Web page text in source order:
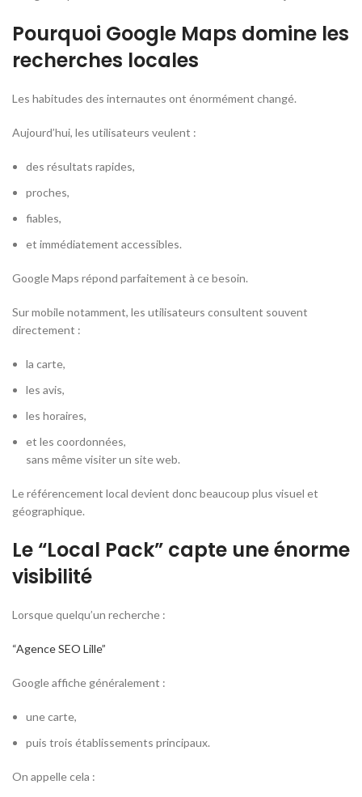
Pourquoi Google Maps domine les
recherches locales
Les habitudes des internautes ont énormément changé.
Aujourd’hui, les utilisateurs veulent :
des résultats rapides,
proches,
fiables,
et immédiatement accessibles.
Google Maps répond parfaitement à ce besoin.
Sur mobile notamment, les utilisateurs consultent souvent
directement :
la carte,
les avis,
les horaires,
et les coordonnées,
sans même visiter un site web.
Le référencement local devient donc beaucoup plus visuel et
géographique.
Le “Local Pack” capte une énorme
visibilité
Lorsque quelqu’un recherche :
“Agence SEO Lille”
Google affiche généralement :
une carte,
puis trois établissements principaux.
On appelle cela :